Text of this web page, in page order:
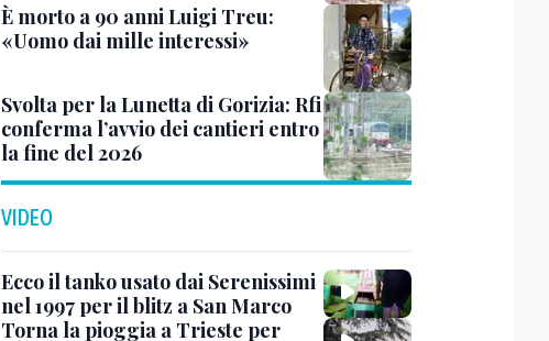
È morto a 90 anni Luigi Treu:
«Uomo dai mille interessi»
Svolta per la Lunetta di Gorizia: Rfi
conferma l’avvio dei cantieri entro
la fine del 2026
VIDEO
Ecco il tanko usato dai Serenissimi
nel 1997 per il blitz a San Marco
Torna la pioggia a Trieste per